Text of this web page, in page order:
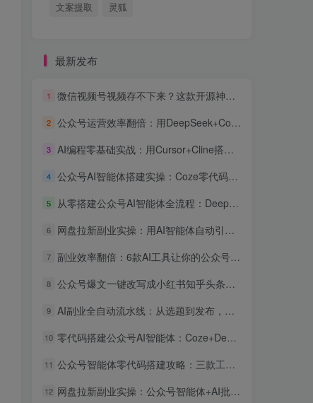
文案提取
灵狐
最新发布
1 微信视频号视频存不下来？这款开源神器一键下载，批量+解密+去重全免费
2 公众号运营效率翻倍：用DeepSeek+Coze搭建AI客服智能体，粉丝互动率提升300%
3 AI编程零基础实战：用Cursor+Cline搭建公众号内容自动采集发布系统，全流程可复现
4 公众号AI智能体搭建实操：Coze零代码接入，自动回复用户咨询效率提升3倍
5 从零搭建公众号AI智能体全流程：DeepSeek+Coze+飞书自动化副业实战指南
6 网盘拉新副业实操：用AI智能体自动引流日入300+
7 副业效率翻倍：6款AI工具让你的公众号运营和副业项目自动化实战指南
8 公众号爆文一键改写成小红书知乎头条：AI智能体跨平台分发实操教程
9 AI副业全自动流水线：从选题到发布，一个人管三个公众号的矩阵赚钱实操
10 零代码搭建公众号AI智能体：Coze+DeepSeek接微信客服与自动回复教程
11 公众号智能体零代码搭建攻略：三款工具让你的号24小时自动变现
12 网盘拉新副业实操：公众号智能体+AI批量做内容引流全流程